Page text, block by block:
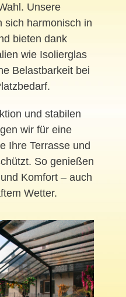
Unsere
sich harmonisch in
bieten dank
wie Isolierglas
Belastbarkeit bei
und stabilen
wir für eine
Ihre Terrasse und
So genießen
Komfort – auch
Wetter.